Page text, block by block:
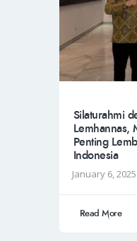
Silaturahmi
Lemhannas,
Penting
Indonesia
January 6, 2025
Read More